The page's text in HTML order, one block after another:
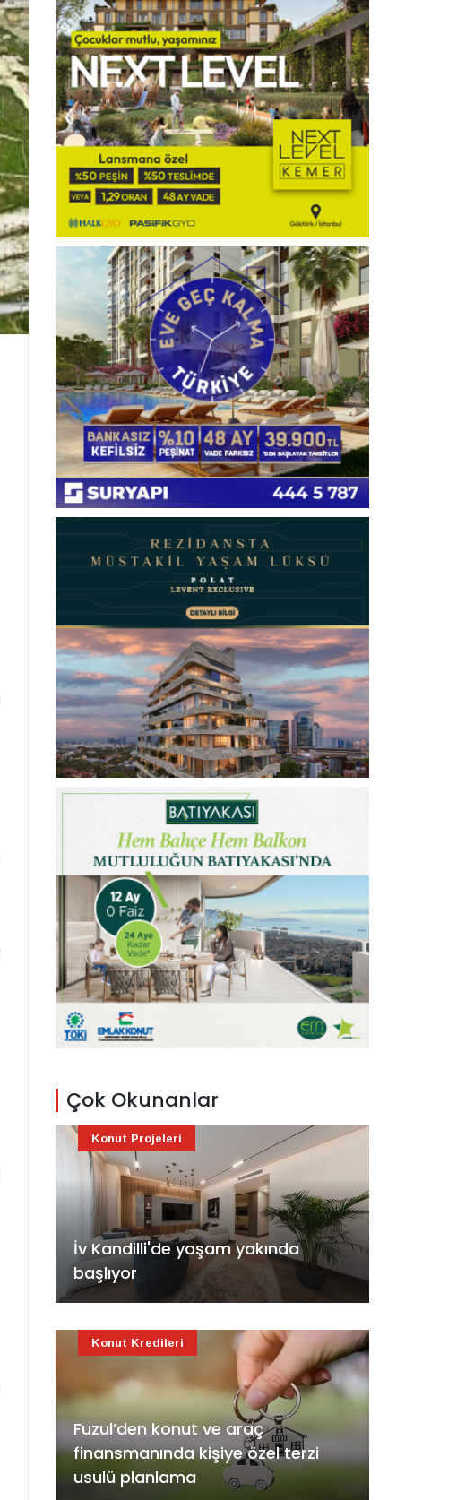
Çok Okunanlar
İv Kandilli'de yaşam yakında
başlıyor
Konut Projeleri
Fuzul’den konut ve araç
finansmanında kişiye özel terzi
usulü planlama
Konut Kredileri